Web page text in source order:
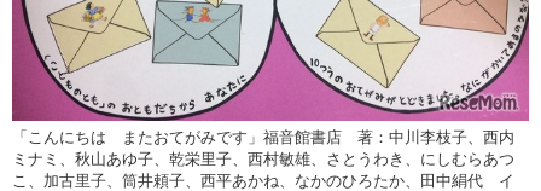
「こんにちは またおてがみです」福音館書店 著：中川李枝子、西内
ミナミ、秋山あゆ子、乾栄里子、西村敏雄、さとうわき、にしむらあつ
こ、加古里子、筒井頼子、西平あかね、なかのひろたか、田中絹代 イ